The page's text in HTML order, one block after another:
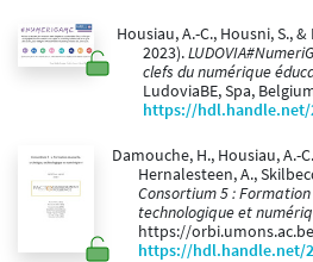
Housiau, A.-C., Housni, S., &
2023).
clefs du numérique
LudoviaBE, Spa,
https://hdl.handle.net/
Damouche, H., Housiau, A.-
Hernalesteen, A.,
Consortium 5 :
technologique et
https://
https://hdl.handle.net/